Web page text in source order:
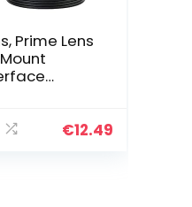
Prime Lens
€12.49